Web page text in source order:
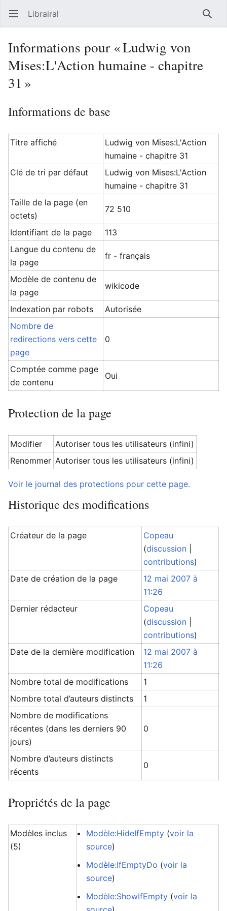
Ouvrir le menu principal Librairal
Informations pour « Ludwig von
Mises:L'Action humaine - chapitre
31 »
Informations de base
Titre affiché
Ludwig von Mises:L'Action
humaine - chapitre 31
Clé de tri par défaut
Ludwig von Mises:L'Action
humaine - chapitre 31
Taille de la page (en
octets)
72 510
Identifiant de la page
113
Langue du contenu de
la page
fr - français
Modèle de contenu de
la page
wikicode
Indexation par robots
Autorisée
Nombre de
redirections vers cette
page
0
Comptée comme page
de contenu
Oui
Protection de la page
Modifier
Autoriser tous les utilisateurs (infini)
Renommer Autoriser tous les utilisateurs (infini)
Voir le journal des protections pour cette page.
Historique des modifications
Créateur de la page
Copeau
(discussion
contributions)
Date de création de la page
12 mai 2007 à
11:26
Dernier rédacteur
Copeau
(discussion
contributions)
Date de la dernière modification
12 mai 2007 à
11:26
Nombre total de modifications
1
Nombre total d’auteurs distincts
1
Nombre de modifications
récentes (dans les derniers 90
jours)
0
Nombre d’auteurs distincts
récents
0
Propriétés de la page
Modèles inclus
(5)
Modèle:HideIfEmpty (voir la
source)
Modèle:IfEmptyDo (voir la
source)
Modèle:ShowIfEmpty (voir la